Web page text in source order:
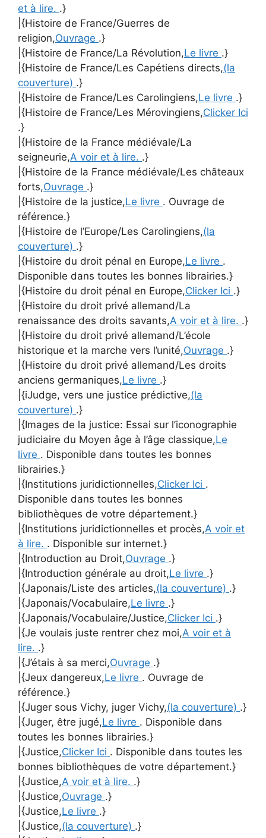
et à lire. .}
|{Histoire de France/Guerres de
religion,Ouvrage .}
|{Histoire de France/La Révolution,Le livre .}
|{Histoire de France/Les Capétiens directs,(la
couverture) .}
|{Histoire de France/Les Carolingiens,Le livre .}
|{Histoire de France/Les Mérovingiens,Clicker Ici
.}
|{Histoire de la France médiévale/La
seigneurie,A voir et à lire. .}
|{Histoire de la France médiévale/Les châteaux
forts,Ouvrage .}
|{Histoire de la justice,Le livre . Ouvrage de
référence.}
|{Histoire de l’Europe/Les Carolingiens,(la
couverture) .}
|{Histoire du droit pénal en Europe,Le livre .
Disponible dans toutes les bonnes librairies.}
|{Histoire du droit pénal en Europe,Clicker Ici .}
|{Histoire du droit privé allemand/La
renaissance des droits savants,A voir et à lire. .}
|{Histoire du droit privé allemand/L’école
historique et la marche vers l’unité,Ouvrage .}
|{Histoire du droit privé allemand/Les droits
anciens germaniques,Le livre .}
|{iJudge, vers une justice prédictive,(la
couverture) .}
|{Images de la justice: Essai sur l’iconographie
judiciaire du Moyen âge à l’âge classique,Le
livre . Disponible dans toutes les bonnes
librairies.}
|{Institutions juridictionnelles,Clicker Ici .
Disponible dans toutes les bonnes
bibliothèques de votre département.}
|{Institutions juridictionnelles et procès,A voir et
à lire. . Disponible sur internet.}
|{Introduction au Droit,Ouvrage .}
|{Introduction générale au droit,Le livre .}
|{Japonais/Liste des articles,(la couverture) .}
|{Japonais/Vocabulaire,Le livre .}
|{Japonais/Vocabulaire/Justice,Clicker Ici .}
|{Je voulais juste rentrer chez moi,A voir et à
lire. .}
|{J’étais à sa merci,Ouvrage .}
|{Jeux dangereux,Le livre . Ouvrage de
référence.}
|{Juger sous Vichy, juger Vichy,(la couverture) .}
|{Juger, être jugé,Le livre . Disponible dans
toutes les bonnes librairies.}
|{Justice,Clicker Ici . Disponible dans toutes les
bonnes bibliothèques de votre département.}
|{Justice,A voir et à lire. .}
|{Justice,Ouvrage .}
|{Justice,Le livre .}
|{Justice,(la couverture) .}